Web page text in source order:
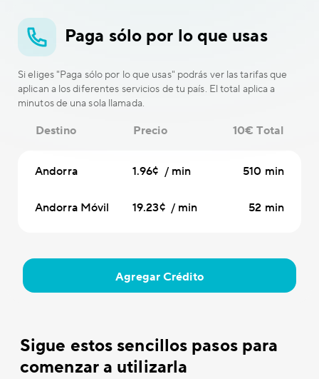
Paga sólo por lo que usas
Si eliges "Paga sólo por lo que usas" podrás ver las tarifas que
aplican a los diferentes servicios de tu país. El total aplica a
minutos de una sola llamada.
Destino Precio 10€ Total
Andorra 1.96¢ / min 510 min
Andorra Móvil 19.23¢ / min 52 min
Agregar Crédito
Sigue estos sencillos pasos para
comenzar a utilizarla